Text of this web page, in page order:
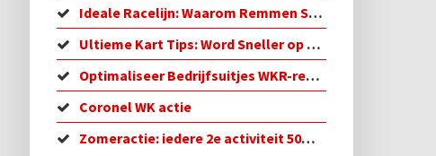
Ideale Racelijn: Waarom Remmen Sneller is
Ultieme Kart Tips: Word Sneller op de Baan!
Optimaliseer Bedrijfsuitjes WKR-regeling in 2026
Coronel WK actie
Zomeractie: iedere 2e activiteit 50% korting